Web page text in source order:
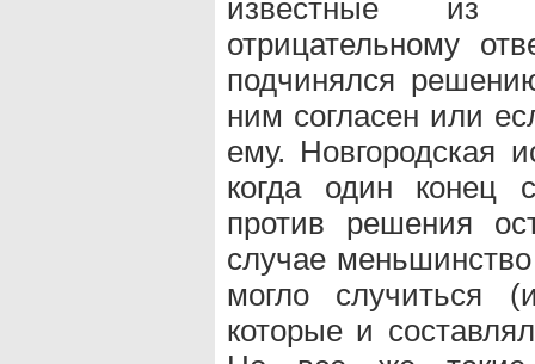
известные из
отрицательному
подчинялся
ним согласен или
ему. Новгородская
когда один конец
против решения
случае
могло случиться
которые и